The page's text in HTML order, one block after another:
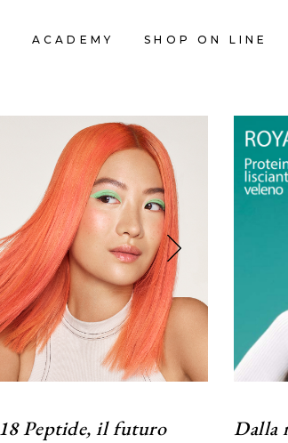
ACADEMY SHOP ON LINE
Peptide, il futuro
Dalla